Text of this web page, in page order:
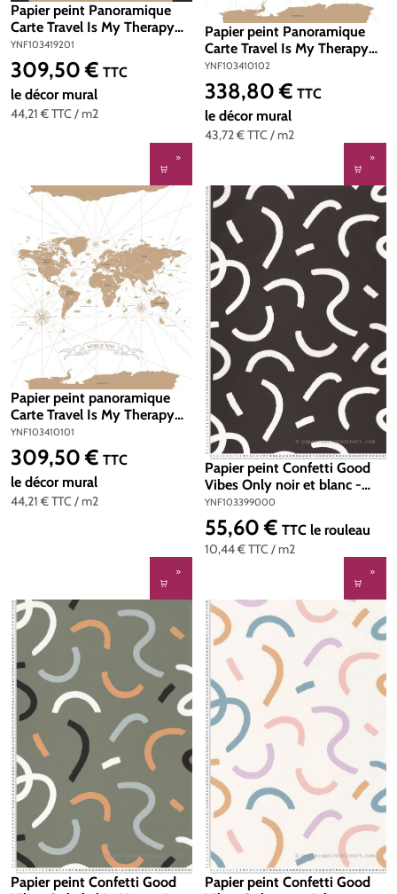
Papier peint Panoramique
Carte Travel Is My Therapy
noir 200x280 - Young & Free
de Casélio | Réf.
YNF103419201
YNF103419201
44,21 €TTC / m2
Prix régulier :
309,50 € TTC
le décor mural
Papier peint Panoramique
Carte Travel Is My Therapy
blanc 200x310 - Young &
Free de Casélio | Réf.
YNF103410102
YNF103410102
43,72 €TTC / m2
Prix régulier :
338,80 € TTC
le décor mural
Papier peint panoramique
Carte Travel Is My Therapy
blanc 200x280 - Young &
Free de Casélio | Réf.
YNF103410101
YNF103410101
44,21 €TTC / m2
Prix régulier :
309,50 € TTC
le décor mural
Papier peint Confetti Good
Vibes Only noir et blanc -
Young & Free de Casélio | Réf.
YNF103399000
YNF103399000
10,44 €TTC / m2
Prix régulier :
55,60 € TTC le rouleau
Papier peint Confetti Good
Papier peint Confetti Good